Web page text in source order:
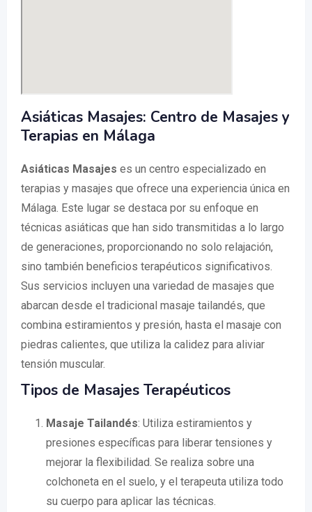
Asiáticas Masajes: Centro de Masajes y
Terapias en Málaga
Asiáticas Masajes es un centro especializado en
terapias y masajes que ofrece una experiencia única en
Málaga. Este lugar se destaca por su enfoque en
técnicas asiáticas que han sido transmitidas a lo largo
de generaciones, proporcionando no solo relajación,
sino también beneficios terapéuticos significativos.
Sus servicios incluyen una variedad de masajes que
abarcan desde el tradicional masaje tailandés, que
combina estiramientos y presión, hasta el masaje con
piedras calientes, que utiliza la calidez para aliviar
tensión muscular.
Tipos de Masajes Terapéuticos
Masaje Tailandés: Utiliza estiramientos y
presiones específicas para liberar tensiones y
mejorar la flexibilidad. Se realiza sobre una
colchoneta en el suelo, y el terapeuta utiliza todo
su cuerpo para aplicar las técnicas.